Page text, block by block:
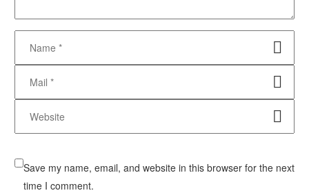
Save my name, email, and website in this browser for the next
time I comment.